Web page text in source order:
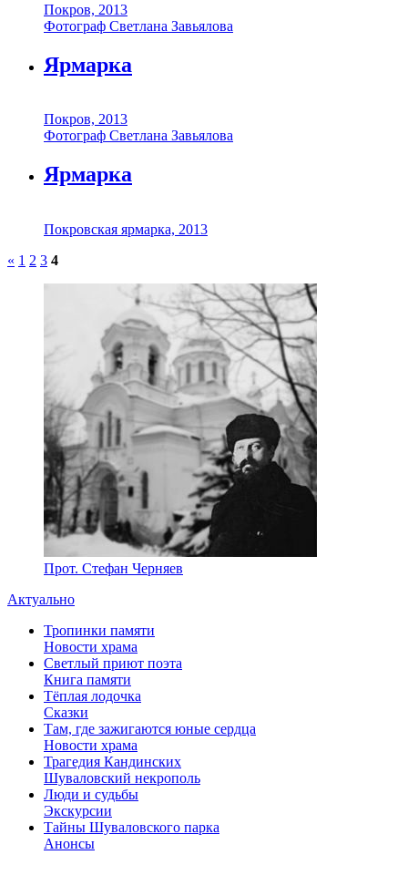
Покров, 2013
Фотограф Светлана Завьялова
Ярмарка
Покров, 2013
Фотограф Светлана Завьялова
Ярмарка
Покровская ярмарка, 2013
« 1 2 3 4
Прот. Стефан Черняев
Актуально
Тропинки памяти
Новости храма
Светлый приют поэта
Книга памяти
Тёплая лодочка
Сказки
Там, где зажигаются юные сердца
Новости храма
Трагедия Кандинских
Шуваловский некрополь
Люди и судьбы
Экскурсии
Тайны Шуваловского парка
Анонсы